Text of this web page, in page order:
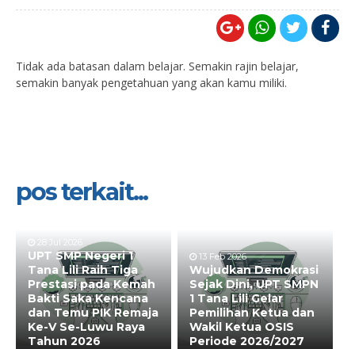
Tidak ada batasan dalam belajar. Semakin rajin belajar,
semakin banyak pengetahuan yang akan kamu miliki.
pos terkait...
28 Jul 2026
UPT SMP Negeri 1
Tana Lili Raih Tiga
Prestasi pada Kemah
Bakti Saka Kencana
dan Temu PIK Remaja
Ke-V Se-Luwu Raya
Tahun 2026
13 Feb 2026
Wujudkan Demokrasi
Sejak Dini, UPT SMPN
1 Tana Lili Gelar
Pemilihan Ketua dan
Wakil Ketua OSIS
Periode 2026/2027